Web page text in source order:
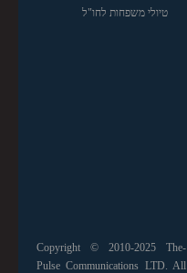
טיולי משפחות לחו"ל
Copyright © 2010-2025 The-
Pulse Communications LTD. All